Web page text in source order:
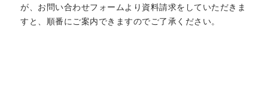
が、お問い合わせフォームより資料請求をしていただきま
すと、順番にご案内できますのでご了承ください。